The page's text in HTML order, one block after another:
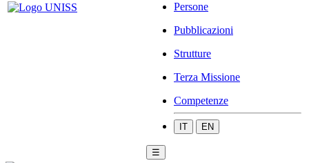
Persone
Pubblicazioni
Strutture
Terza Missione
Competenze
IT EN
☰